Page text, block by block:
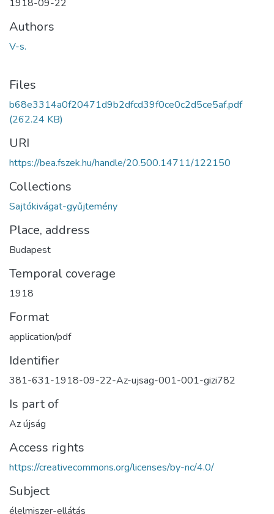
1918-09-22
Authors
V-s.
Files
b68e3314a0f20471d9b2dfcd39f0ce0c2d5ce5af.pdf
(262.24 KB)
URI
https://bea.fszek.hu/handle/20.500.14711/122150
Collections
Sajtókivágat-gyűjtemény
Place, address
Budapest
Temporal coverage
1918
Format
application/pdf
Identifier
381-631-1918-09-22-Az-ujsag-001-001-gizi782
Is part of
Az újság
Access rights
https://creativecommons.org/licenses/by-nc/4.0/
Subject
élelmiszer-ellátás